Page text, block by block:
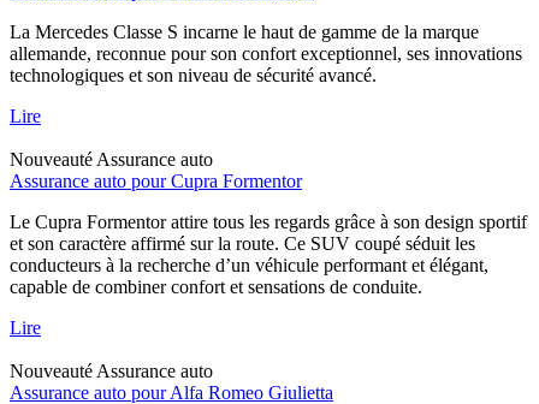
La Mercedes Classe S incarne le haut de gamme de la marque
allemande, reconnue pour son confort exceptionnel, ses innovations
technologiques et son niveau de sécurité avancé.
Lire
Nouveauté Assurance auto
Assurance auto pour Cupra Formentor
Le Cupra Formentor attire tous les regards grâce à son design sportif
et son caractère affirmé sur la route. Ce SUV coupé séduit les
conducteurs à la recherche d’un véhicule performant et élégant,
capable de combiner confort et sensations de conduite.
Lire
Nouveauté Assurance auto
Assurance auto pour Alfa Romeo Giulietta